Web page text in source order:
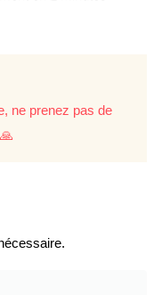
ne prenez pas de